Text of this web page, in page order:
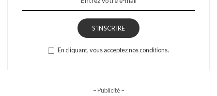
S'INSCRIRE
En cliquant, vous acceptez nos conditions.
– Publicité –